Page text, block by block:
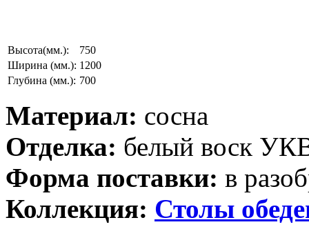
Высота(мм.):
750
Ширина (мм.): 1200
Глубина (мм.): 700
Материал: сосна
Отделка: белый воск
Форма поставки: в
Коллекция: Столы